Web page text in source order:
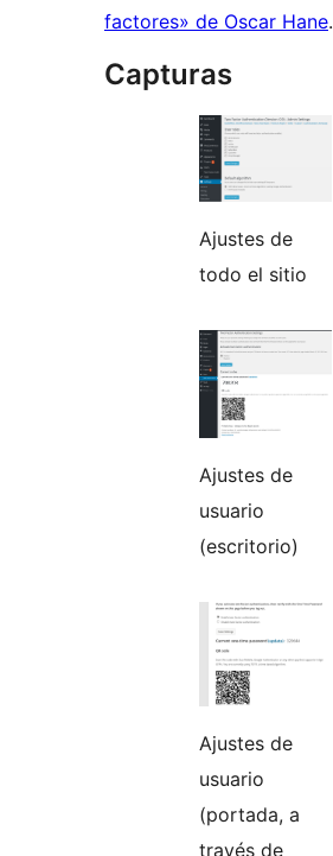
factores» de Oscar Hane.
Capturas
Ajustes de
todo el sitio
Ajustes de
usuario
(escritorio)
Ajustes de
usuario
(portada, a
través de